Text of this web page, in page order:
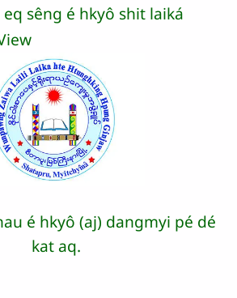
sêng é hkyô shit laiká
é hkyô (aj) dangmyi pé dé
kat aq.